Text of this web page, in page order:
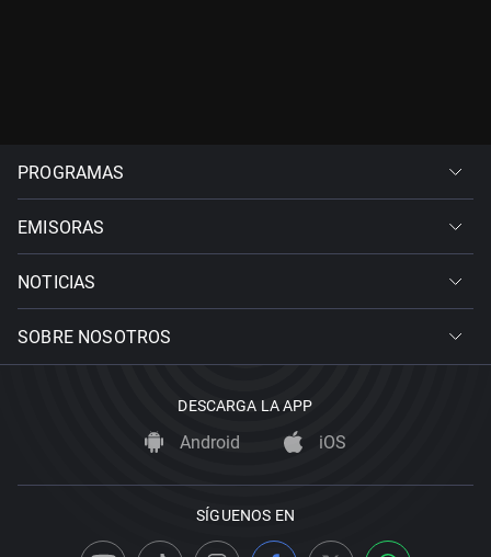
PROGRAMAS
EMISORAS
NOTICIAS
SOBRE NOSOTROS
DESCARGA LA APP
Android iOS
SÍGUENOS EN